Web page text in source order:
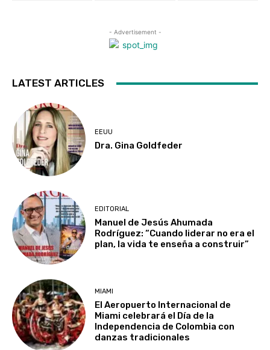
- Advertisement -
LATEST ARTICLES
EEUU
Dra. Gina Goldfeder
EDITORIAL
Manuel de Jesús Ahumada
Rodríguez: “Cuando liderar no era el
plan, la vida te enseña a construir”
MIAMI
El Aeropuerto Internacional de
Miami celebrará el Día de la
Independencia de Colombia con
danzas tradicionales